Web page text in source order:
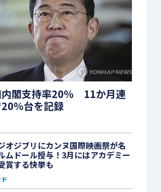
閣支持率20％ 11か月連
％台を記録
オジブリにカンヌ国際映画祭が名
ムドール授与！3月にはアカデミー
賞する快挙も